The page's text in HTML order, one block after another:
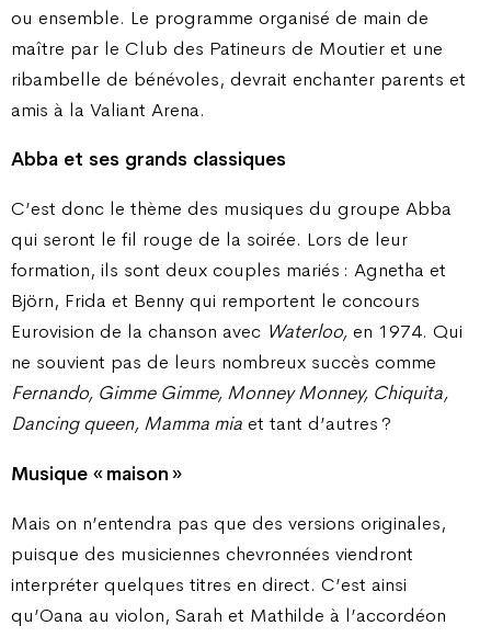
ou ensemble. Le programme organisé de main de
maître par le Club des Patineurs de Moutier et une
ribambelle de bénévoles, devrait enchanter parents et
amis à la Valiant Arena.
Abba et ses grands classiques
C’est donc le thème des musiques du groupe Abba
qui seront le fil rouge de la soirée. Lors de leur
formation, ils sont deux couples mariés : Agnetha et
Björn, Frida et Benny qui remportent le concours
Eurovision de la chanson avec Waterloo, en 1974. Qui
ne souvient pas de leurs nombreux succès comme
Fernando, Gimme Gimme, Monney Monney, Chiquita,
Dancing queen, Mamma mia et tant d’autres ?
Musique « maison »
Mais on n’entendra pas que des versions originales,
puisque des musiciennes chevronnées viendront
interpréter quelques titres en direct. C’est ainsi
qu’Oana au violon, Sarah et Mathilde à l’accordéon